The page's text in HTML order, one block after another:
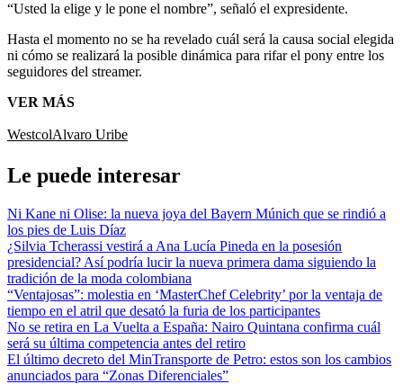
“Usted la elige y le pone el nombre”, señaló el expresidente.
Hasta el momento no se ha revelado cuál será la causa social elegida
ni cómo se realizará la posible dinámica para rifar el pony entre los
seguidores del streamer.
VER MÁS
WestcolAlvaro Uribe
Le puede interesar
Ni Kane ni Olise: la nueva joya del Bayern Múnich que se rindió a
los pies de Luis Díaz
¿Silvia Tcherassi vestirá a Ana Lucía Pineda en la posesión
presidencial? Así podría lucir la nueva primera dama siguiendo la
tradición de la moda colombiana
“Ventajosas”: molestia en ‘MasterChef Celebrity’ por la ventaja de
tiempo en el atril que desató la furia de los participantes
No se retira en La Vuelta a España: Nairo Quintana confirma cuál
será su última competencia antes del retiro
El último decreto del MinTransporte de Petro: estos son los cambios
anunciados para “Zonas Diferenciales”